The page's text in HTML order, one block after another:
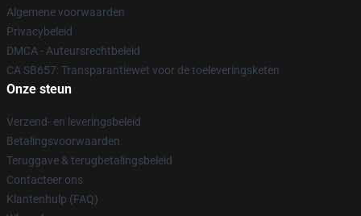
Algemene voorwaarden
Privacybeleid
DMCA - Auteursrechtbeleid
CA SB657: Transparantiewet voor de toeleveringsketen
Onze steun
Verzend- en leveringsbeleid
Betalingsvoorwaarden
Teruggave & terugbetalingsbeleid
Contacteer ons
Klantenhulp (FAQ)